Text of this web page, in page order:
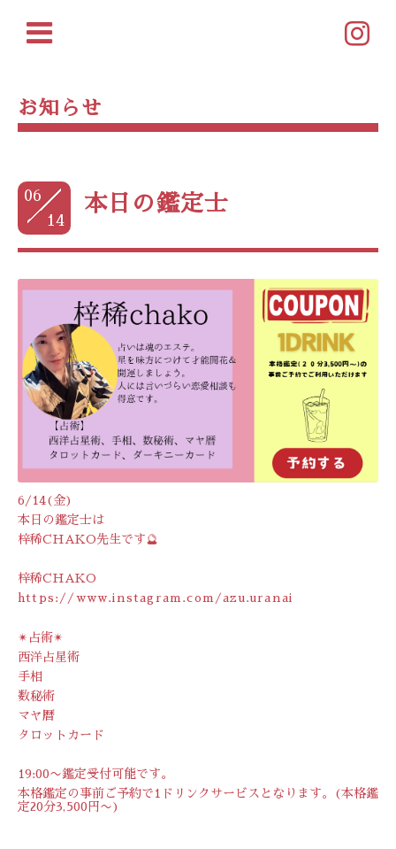
お知らせ
06
14
本日の鑑定士
6/14(金)
本日の鑑定士は
梓稀CHAKO先生です🔮
梓稀CHAKO
https://www.instagram.com/azu.uranai
✴︎占術✴︎
西洋占星術
手相
数秘術
マヤ暦
タロットカード
19:00〜鑑定受付可能です。
本格鑑定の事前ご予約で1ドリンクサービスとなります。(本格鑑
定20分3,500円〜)